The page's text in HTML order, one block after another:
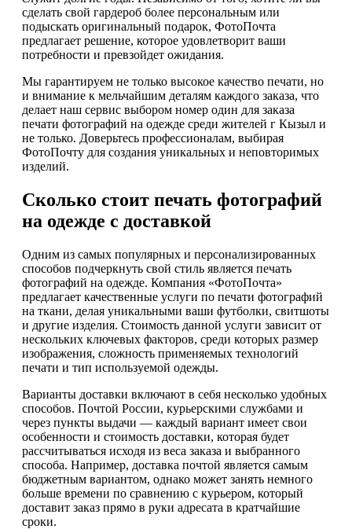
сделать свой гардероб более персональным или
подыскать оригинальный подарок, ФотоПочта
предлагает решение, которое удовлетворит ваши
потребности и превзойдет ожидания.
Мы гарантируем не только высокое качество печати, но
и внимание к мельчайшим деталям каждого заказа, что
делает наш сервис выбором номер один для заказа
печати фотографий на одежде среди жителей г Кызыл и
не только. Доверьтесь профессионалам, выбирая
ФотоПочту для создания уникальных и неповторимых
изделий.
Сколько стоит печать фотографий
на одежде с доставкой
Одним из самых популярных и персонализированных
способов подчеркнуть свой стиль является печать
фотографий на одежде. Компания «ФотоПочта»
предлагает качественные услуги по печати фотографий
на ткани, делая уникальными ваши футболки, свитшоты
и другие изделия. Стоимость данной услуги зависит от
нескольких ключевых факторов, среди которых размер
изображения, сложность применяемых технологий
печати и тип используемой одежды.
Варианты доставки включают в себя несколько удобных
способов. Почтой России, курьерскими службами и
через пункты выдачи — каждый вариант имеет свои
особенности и стоимость доставки, которая будет
рассчитываться исходя из веса заказа и выбранного
способа. Например, доставка почтой является самым
бюджетным вариантом, однако может занять немного
больше времени по сравнению с курьером, который
доставит заказ прямо в руки адресата в кратчайшие
сроки.